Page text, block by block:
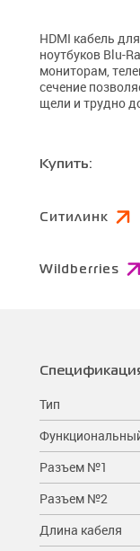
HDMI кабель
ноутбуков Blu-
мониторам,
сечение
щели и трудно
Купить:
Ситилинк
Wildberries
Тип
Разъем №1
Разъем №2
Длина кабеля